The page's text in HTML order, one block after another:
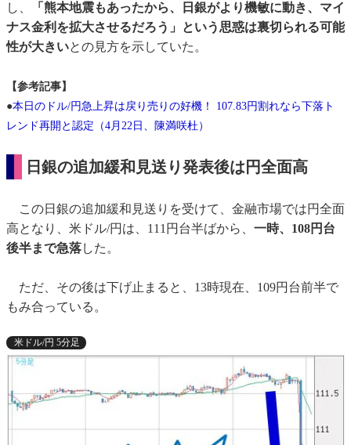
し、
「熊本地震もあったから、日銀がより機敏に動き、マイ
ナス金利を拡大させるだろう」という思惑は裏切られる可能
性が大きいとの見方を示していた。
【参考記事】
●本日のドル/円急上昇は戻り売りの好機！ 107.83円割れなら下落ト
レンド再開と認定（4月22日、陳満咲杜）
日銀の追加緩和見送り発表後は円全面高
この日銀の追加緩和見送りを受けて、金融市場では円全面
高となり、米ドル/円は、111円台半ばから、 一時、108円台
後半まで急落した。
ただ、その後は下げ止まると、13時現在、109円台前半で
もみ合っている。
米ドル/円 5分足